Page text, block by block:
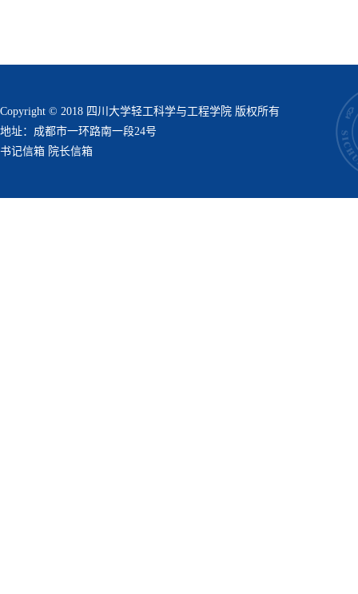
Copyright © 2018 四川大学轻工科学与工程学院 版权所有
地址：成都市一环路南一段24号
书记信箱 院长信箱